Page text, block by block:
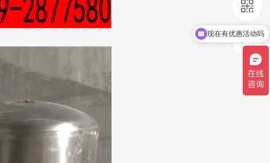
可以介绍下你们的产品么